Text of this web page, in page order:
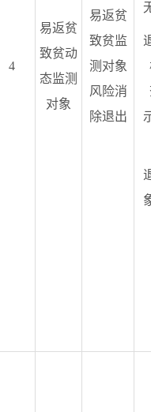
4
易返贫
致贫动
态监测
对象
易返贫
致贫监
测对象
风险消
除退出